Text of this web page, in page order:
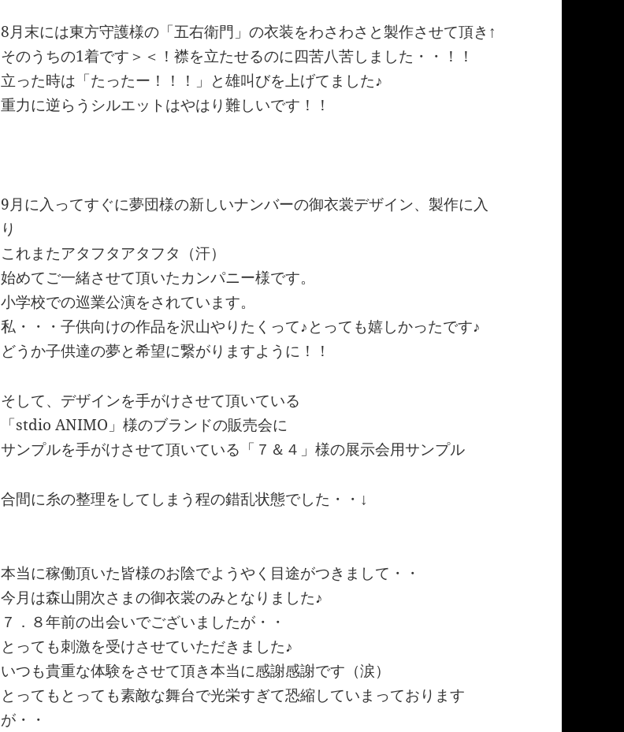
8月末には東方守護様の「五右衛門」の衣装をわさわさと製作させて頂き↑
そのうちの1着です＞＜！襟を立たせるのに四苦八苦しました・・！！
立った時は「たったー！！！」と雄叫びを上げてました♪
重力に逆らうシルエットはやはり難しいです！！
9月に入ってすぐに夢団様の新しいナンバーの御衣裳デザイン、製作に入
り
これまたアタフタアタフタ（汗）
始めてご一緒させて頂いたカンパニー様です。
小学校での巡業公演をされています。
私・・・子供向けの作品を沢山やりたくって♪とっても嬉しかったです♪
どうか子供達の夢と希望に繋がりますように！！
そして、デザインを手がけさせて頂いている
「stdio ANIMO」様のブランドの販売会に
サンプルを手がけさせて頂いている「７＆４」様の展示会用サンプル
合間に糸の整理をしてしまう程の錯乱状態でした・・↓
本当に稼働頂いた皆様のお陰でようやく目途がつきまして・・
今月は森山開次さまの御衣裳のみとなりました♪
７．８年前の出会いでございましたが・・
とっても刺激を受けさせていただきました♪
いつも貴重な体験をさせて頂き本当に感謝感謝です（涙）
とってもとっても素敵な舞台で光栄すぎて恐縮していまっております
が・・